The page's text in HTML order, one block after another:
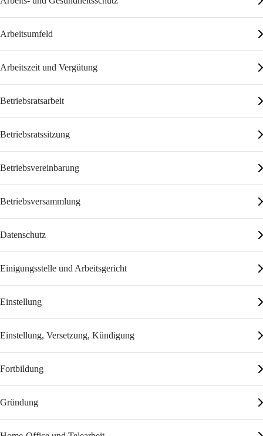
Arbeitsumfeld
Arbeitszeit und Vergütung
Betriebsratsarbeit
Betriebsratssitzung
Betriebsvereinbarung
Betriebsversammlung
Datenschutz
Einigungsstelle und Arbeitsgericht
Einstellung
Einstellung, Versetzung, Kündigung
Fortbildung
Gründung